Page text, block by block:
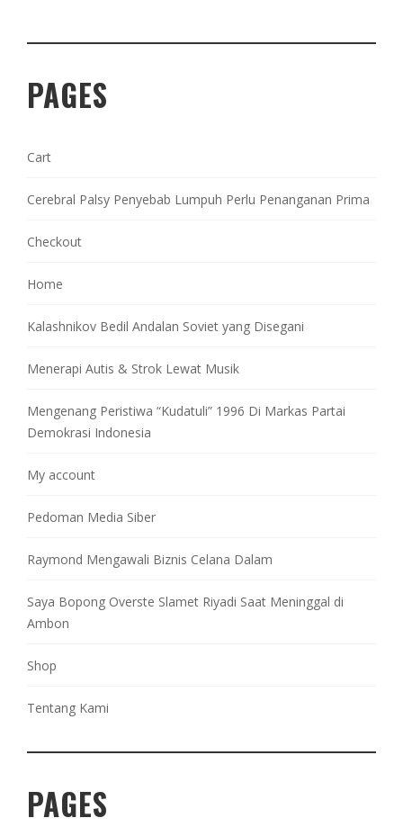
PAGES
Cart
Cerebral Palsy Penyebab Lumpuh Perlu Penanganan Prima
Checkout
Home
Kalashnikov Bedil Andalan Soviet yang Disegani
Menerapi Autis & Strok Lewat Musik
Mengenang Peristiwa “Kudatuli” 1996 Di Markas Partai
Demokrasi Indonesia
My account
Pedoman Media Siber
Raymond Mengawali Biznis Celana Dalam
Saya Bopong Overste Slamet Riyadi Saat Meninggal di
Ambon
Shop
Tentang Kami
PAGES